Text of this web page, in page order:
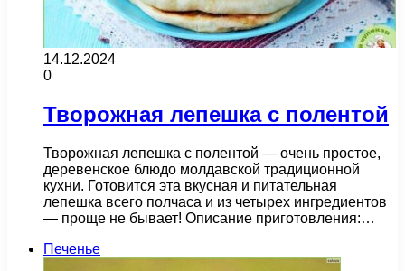
14.12.2024
0
Творожная лепешка с полентой
Творожная лепешка с полентой — очень простое,
деревенское блюдо молдавской традиционной
кухни. Готовится эта вкусная и питательная
лепешка всего полчаса и из четырех ингредиентов
— проще не бывает! Описание приготовления:…
Печенье